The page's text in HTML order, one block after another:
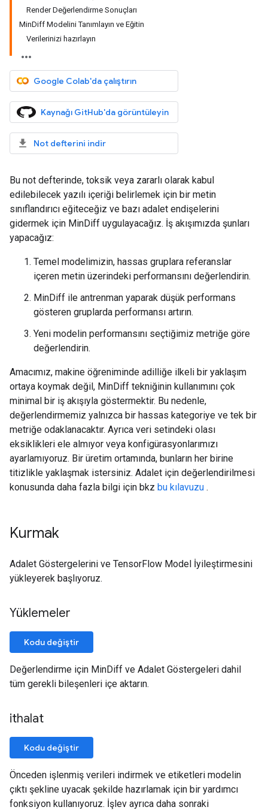
Render Değerlendirme Sonuçları
MinDiff Modelini Tanımlayın ve Eğitin
Verilerinizi hazırlayın
Google Colab'da çalıştırın
Kaynağı GitHub'da görüntüleyin
Not defterini indir
Bu not defterinde, toksik veya zararlı olarak kabul
edilebilecek yazılı içeriği belirlemek için bir metin
sınıflandırıcı eğiteceğiz ve bazı adalet endişelerini
gidermek için MinDiff uygulayacağız. İş akışımızda şunları
yapacağız:
Temel modelimizin, hassas gruplara referanslar
içeren metin üzerindeki performansını değerlendirin.
MinDiff ile antrenman yaparak düşük performans
gösteren gruplarda performansı artırın.
Yeni modelin performansını seçtiğimiz metriğe göre
değerlendirin.
Amacımız, makine öğreniminde adilliğe ilkeli bir yaklaşım
ortaya koymak değil, MinDiff tekniğinin kullanımını çok
minimal bir iş akışıyla göstermektir. Bu nedenle,
değerlendirmemiz yalnızca bir hassas kategoriye ve tek bir
metriğe odaklanacaktır. Ayrıca veri setindeki olası
eksiklikleri ele almıyor veya konfigürasyonlarımızı
ayarlamıyoruz. Bir üretim ortamında, bunların her birine
titizlikle yaklaşmak istersiniz. Adalet için değerlendirilmesi
konusunda daha fazla bilgi için bkz bu kılavuzu .
Kurmak
Adalet Göstergelerini ve TensorFlow Model İyileştirmesini
yükleyerek başlıyoruz.
Yüklemeler
Kodu değiştir
Değerlendirme için MinDiff ve Adalet Göstergeleri dahil
tüm gerekli bileşenleri içe aktarın.
ithalat
Kodu değiştir
Önceden işlenmiş verileri indirmek ve etiketleri modelin
çıktı şekline uyacak şekilde hazırlamak için bir yardımcı
fonksiyon kullanıyoruz. İşlev ayrıca daha sonraki